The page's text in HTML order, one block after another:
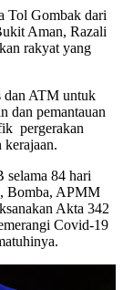
Tol Gombak dari
Aman, Razali
rakyat yang
dan ATM untuk
dan pemantauan
pergerakan
kerajaan.
selama 84 hari
Bomba, APMM
Akta 342
Covid-19